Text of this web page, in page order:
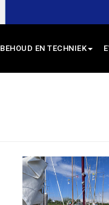
BEHOUD EN TECHNIEK